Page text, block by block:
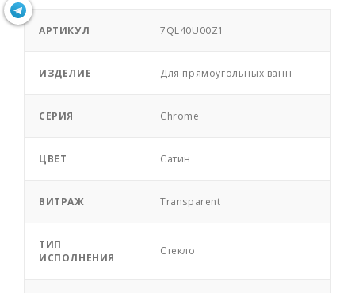
АРТИКУЛ 7QL40U00Z1
ИЗДЕЛИЕ Для прямоугольных ванн
СЕРИЯ Chrome
ЦВЕТ Сатин
ВИТРАЖ Transparent
ТИП
ИСПОЛНЕНИЯ
Стекло